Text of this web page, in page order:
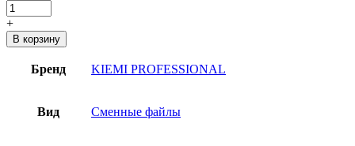
+
В корзину
Бренд KIEMI PROFESSIONAL
Вид Сменные файлы